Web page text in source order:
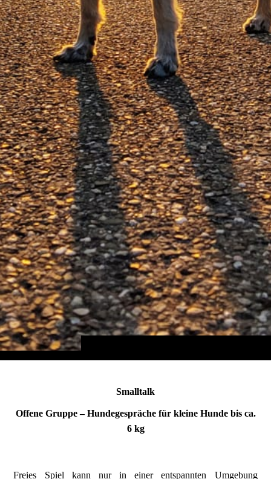
Smalltalk
Offene Gruppe – Hundegespräche für kleine Hunde bis ca.
6 kg
Freies Spiel kann nur in einer entspannten Umgebung